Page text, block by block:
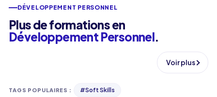
DÉVELOPPEMENT PERSONNEL
Plus de formations en
Développement Personnel.
Voir plus
TAGS POPULAIRES : #Soft Skills